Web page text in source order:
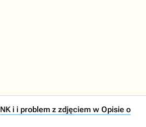
NK i i problem z zdjęciem w Opisie o